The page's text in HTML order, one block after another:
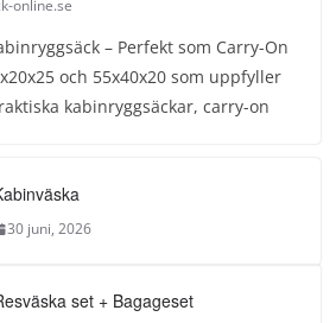
online.se
– Perfekt som Carry-On
och 55x40x20 som uppfyller
kabinryggsäckar, carry-on
30 juni, 2026
set + Bagageset